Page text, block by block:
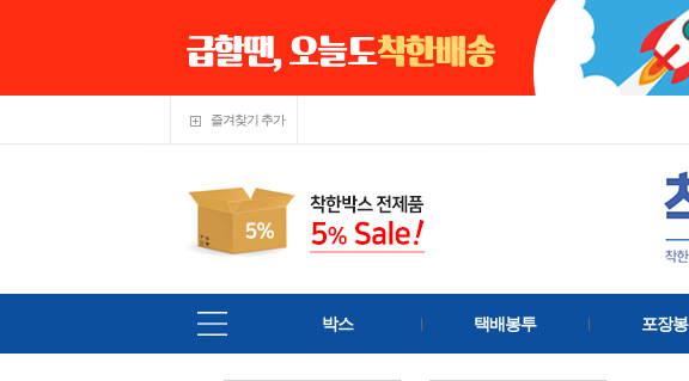
즐겨찾기 추가
박스 택배봉투 포장